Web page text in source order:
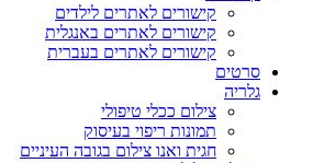
קישורים לאתרים לילדים
קישורים לאתרים באנגלית
קישורים לאתרים בעברית
סרטים
גלריה
צילום ככלי טיפולי
תמונות ריפוי בעיסוק
חגית ואנו צילום בגובה העיניים